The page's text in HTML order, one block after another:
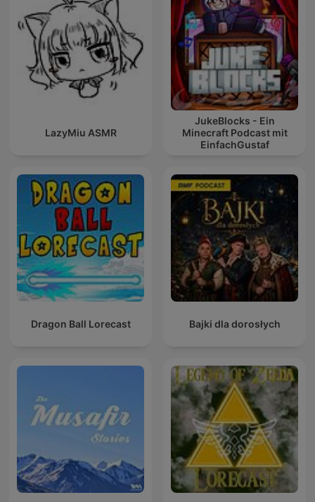
LazyMiu ASMR
JukeBlocks - Ein
Minecraft Podcast mit
EinfachGustaf
Dragon Ball Lorecast Bajki dla dorosłych